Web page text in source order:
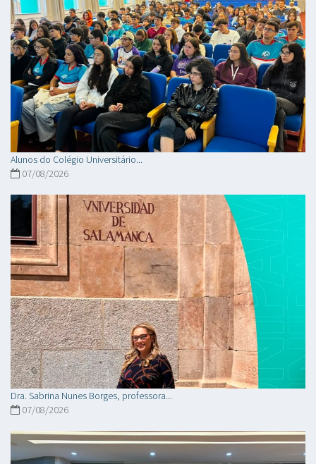
Alunos do Colégio Universitário...
07/08/2026
Dra. Sabrina Nunes Borges, professora...
07/08/2026